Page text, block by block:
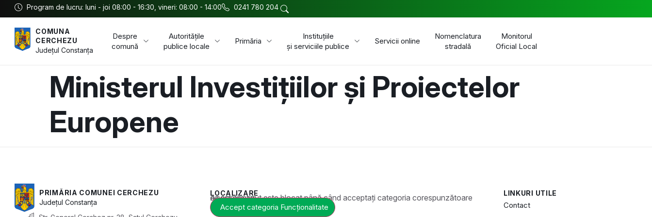
Program de lucru: luni - joi 08:00 - 16:30, vineri: 08:00 - 14:00 0241 780 204
COMUNA
CERCHEZU
JudețulConstanța
Despre
comună
Autoritățile
publice locale
Primăria
Instituțiile
și serviciile publice
Servicii online
Nomenclatura
stradală
Monitorul
Oficial Local
Ministerul Investițiilor și Proiectelor
Europene
PRIMĂRIA COMUNEI CERCHEZU
JudețulConstanța
LOCALIZARE
Acest conținut este blocat până când acceptați categoria corespunzătoare de cookie-uri.
Accept categoria Funcționalitate
LINKURI UTILE
Contact